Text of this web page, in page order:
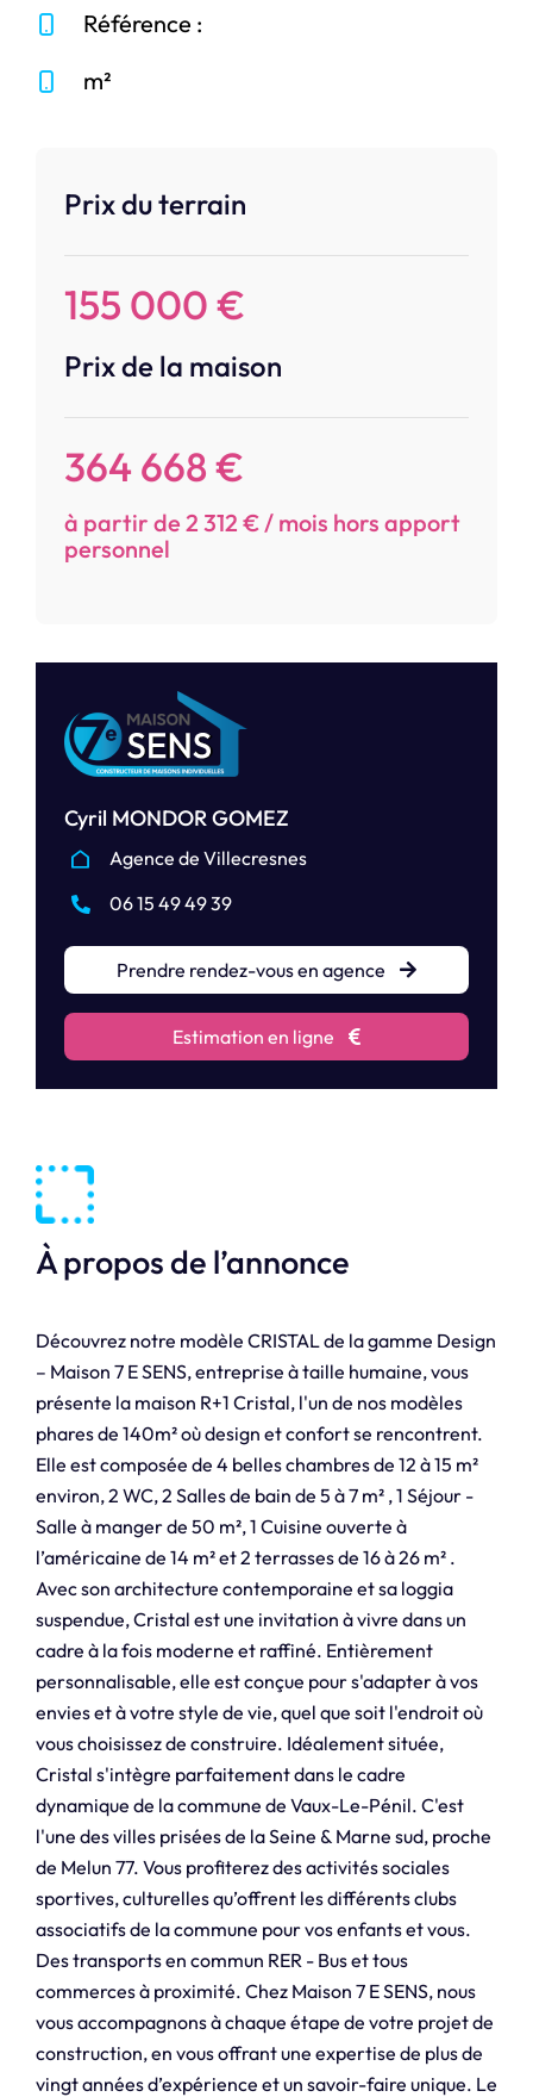
Prix du terrain
155 000 €
Prix de la maison
364 668 €
à partir de 2 312 € / mois hors apport
personnel
Cyril MONDOR GOMEZ
Agence de Villecresnes
06 15 49 49 39
Prendre rendez-vous en agence
Estimation en ligne
Référence :
m²
À propos de l’annonce
Découvrez notre modèle CRISTAL de la gamme Design
– Maison 7 E SENS, entreprise à taille humaine, vous
présente la maison R+1 Cristal, l'un de nos modèles
phares de 140m² où design et confort se rencontrent.
Elle est composée de 4 belles chambres de 12 à 15 m²
environ, 2 WC, 2 Salles de bain de 5 à 7 m² , 1 Séjour -
Salle à manger de 50 m², 1 Cuisine ouverte à
l’américaine de 14 m² et 2 terrasses de 16 à 26 m² .
Avec son architecture contemporaine et sa loggia
suspendue, Cristal est une invitation à vivre dans un
cadre à la fois moderne et raffiné. Entièrement
personnalisable, elle est conçue pour s'adapter à vos
envies et à votre style de vie, quel que soit l'endroit où
vous choisissez de construire. Idéalement située,
Cristal s'intègre parfaitement dans le cadre
dynamique de la commune de Vaux-Le-Pénil. C'est
l'une des villes prisées de la Seine & Marne sud, proche
de Melun 77. Vous profiterez des activités sociales
sportives, culturelles qu’offrent les différents clubs
associatifs de la commune pour vos enfants et vous.
Des transports en commun RER - Bus et tous
commerces à proximité. Chez Maison 7 E SENS, nous
vous accompagnons à chaque étape de votre projet de
construction, en vous offrant une expertise de plus de
vingt années d’expérience et un savoir-faire unique. Le